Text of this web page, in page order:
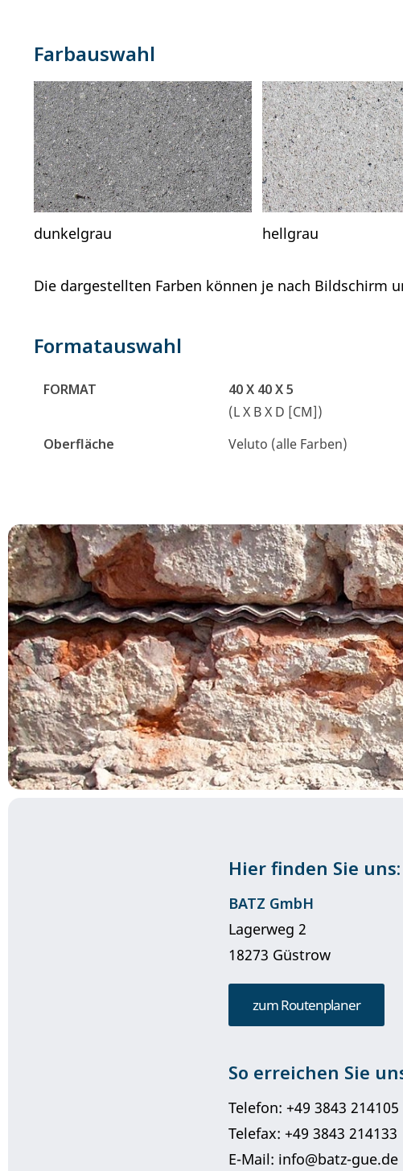
Farbauswahl
dunkelgrau hellgrau
Die dargestellten Farben können je nach Bildschirm
Formatauswahl
FORMAT
40 X 40 X 5
(L X B X D [CM])
Oberfläche
Veluto (alle Farben)
Hier finden Sie uns:
BATZ GmbH
Lagerweg 2
18273 Güstrow
zum Routenplaner
So erreichen Sie
Telefon: +49 3843 214105
Telefax: +49 3843 214133
E-Mail: info@batz-gue.de